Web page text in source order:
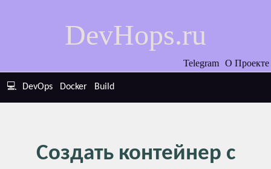
DevHops.ru
Telegram О Проекте
💻 DevOps Docker Build
Создать контейнер с